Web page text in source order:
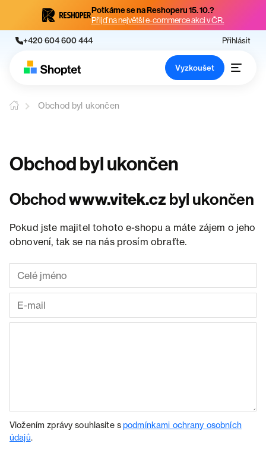
Potkáme se na Reshoperu 15. 10.?
Přijď na největší e-commerce akci v ČR.
+420 604 600 444 Přihlásit
Vyzkoušet
Obchod byl ukončen
Obchod byl ukončen
Obchodwww.vitek.cz byl ukončen
Pokud jste majitel tohoto e-shopu a máte zájem o jeho
obnovení, tak se na nás prosím obraťte.
Vložením zprávy souhlasíte spodmínkami ochrany osobních
údajů.